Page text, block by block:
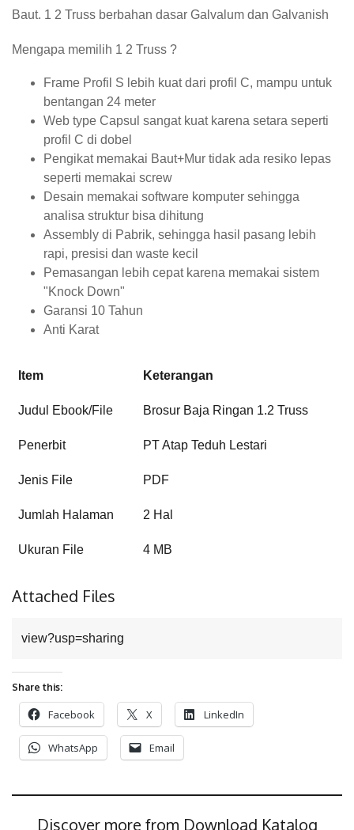
Baut. 1 2 Truss berbahan dasar Galvalum dan Galvanish
Mengapa memilih 1 2 Truss ?
Frame Profil S lebih kuat dari profil C, mampu untuk
bentangan 24 meter
Web type Capsul sangat kuat karena setara seperti
profil C di dobel
Pengikat memakai Baut+Mur tidak ada resiko lepas
seperti memakai screw
Desain memakai software komputer sehingga
analisa struktur bisa dihitung
Assembly di Pabrik, sehingga hasil pasang lebih
rapi, presisi dan waste kecil
Pemasangan lebih cepat karena memakai sistem
"Knock Down"
Garansi 10 Tahun
Anti Karat
Item Keterangan
Judul Ebook/File Brosur Baja Ringan 1.2 Truss
Penerbit PT Atap Teduh Lestari
Jenis File PDF
Jumlah Halaman 2 Hal
Ukuran File 4 MB
Attached Files
view?usp=sharing
Share this:
Facebook X LinkedIn
WhatsApp Email
Discover more from Download Katalog